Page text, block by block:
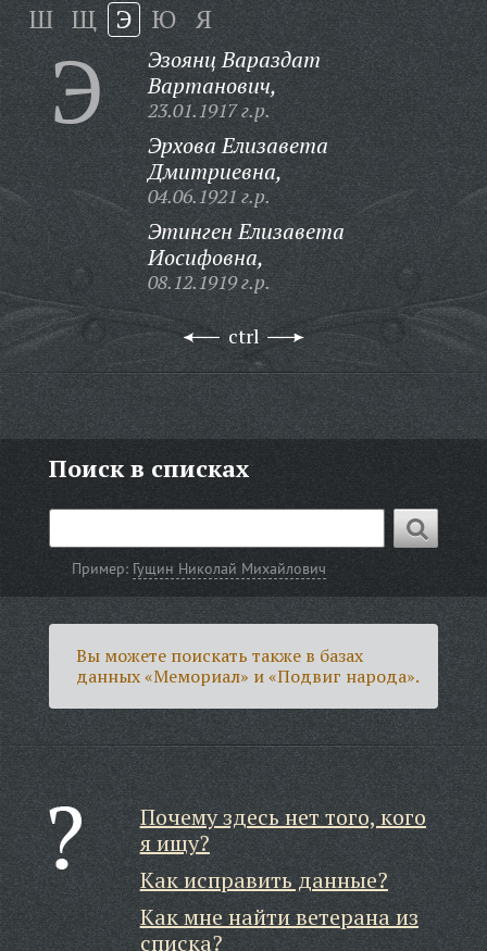
Ш Щ Э Ю Я
Э
Эзоянц Вараздат
Вартанович,
23.01.1917 г.р.
Эрхова Елизавета
Дмитриевна,
04.06.1921 г.р.
Этинген Елизавета
Иосифовна,
08.12.1919 г.р.
ctrl
Поиск в списках
Пример: Гущин Николай Михайлович
Вы можете поискать также в базах
данных «Мемориал» и «Подвиг народа».
Почему здесь нет того, кого
я ищу?
Как исправить данные?
Как мне найти ветерана из
списка?